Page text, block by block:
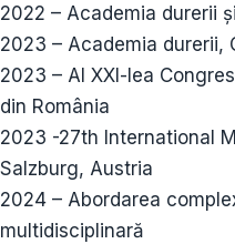
2022 – Academia durerii
2023 – Academia durerii,
2023 – Al XXI-lea
din România
2023 -27th International
Salzburg, Austria
2024 – Abordarea
multidisciplinară